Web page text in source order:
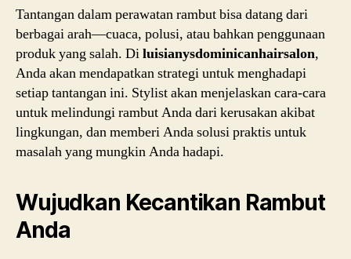
Tantangan dalam perawatan rambut bisa datang dari
berbagai arah—cuaca, polusi, atau bahkan penggunaan
produk yang salah. Diluisianysdominicanhairsalon,
Anda akan mendapatkan strategi untuk menghadapi
setiap tantangan ini. Stylist akan menjelaskan cara-cara
untuk melindungi rambut Anda dari kerusakan akibat
lingkungan, dan memberi Anda solusi praktis untuk
masalah yang mungkin Anda hadapi.
Wujudkan Kecantikan Rambut
Anda